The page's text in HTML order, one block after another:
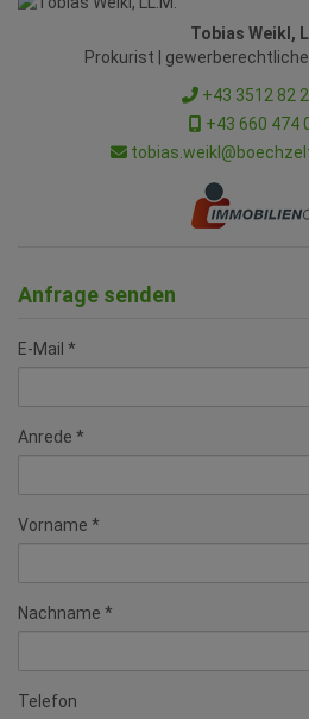
Tobias Weikl,
Prokurist |
+43 3512 82
+43 660 474
Anfrage senden
E-Mail
Anrede
Vorname
Nachname
Telefon